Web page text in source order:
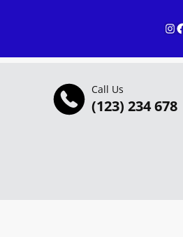
Call Us
(123) 234 678
InstagramFacebook